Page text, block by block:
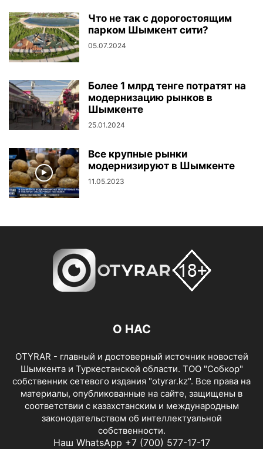
Что не так с дорогостоящим
парком Шымкент сити?
05.07.2024
Более 1 млрд тенге потратят на
модернизацию рынков в
Шымкенте
25.01.2024
Все крупные рынки
модернизируют в Шымкенте
11.05.2023
О НАС
OTYRAR - главный и достоверный источник новостей
Шымкента и Туркестанской области. ТОО "Собкор"
собственник сетевого издания "otyrar.kz". Все права на
материалы, опубликованные на сайте, защищены в
соответствии с казахстанским и международным
законодательством об интеллектуальной
собственности.
Наш WhatsApp +7 (700) 577-17-17